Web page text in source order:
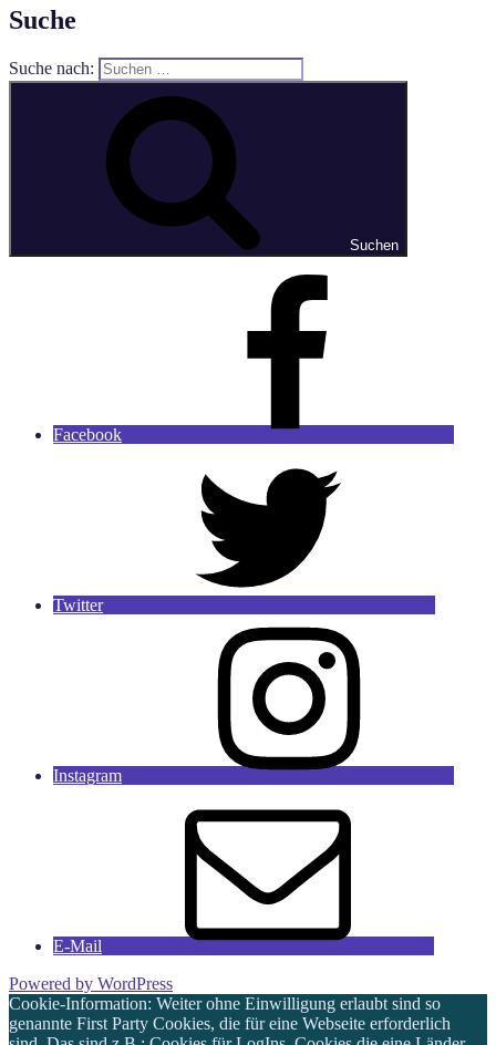
Suche
Suche nach:
Suchen
Facebook
Twitter
Instagram
E-Mail
Powered by WordPress
Cookie-Information: Weiter ohne Einwilligung erlaubt sind so
genannte First Party Cookies, die für eine Webseite erforderlich